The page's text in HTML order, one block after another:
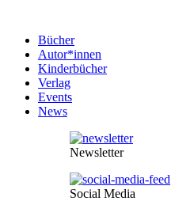
Bücher
Autor*innen
Kinderbücher
Verlag
Events
News
Newsletter
Social Media